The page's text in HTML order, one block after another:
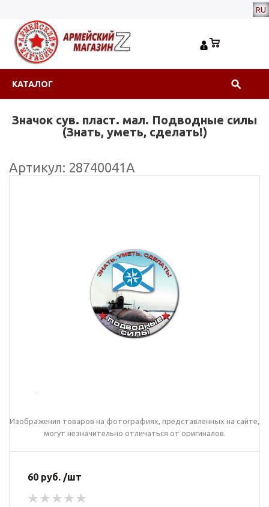
RU
КАТАЛОГ
Значок сув. пласт. мал. Подводные силы
(Знать, уметь, сделать!)
Артикул: 28740041А
Изображения товаров на фотографиях, представленных на сайте,
могут незначительно отличаться от оригиналов.
60 руб. /шт